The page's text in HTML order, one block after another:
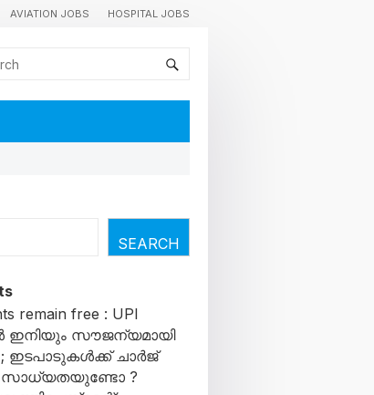
AVIATION JOBS HOSPITAL JOBS
SEARCH
remain free : UPI
ഇനിയും സൗജന്യമായി
ഇടപാടുകൾക്ക് ചാർജ്
?